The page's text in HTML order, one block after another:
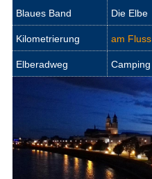
Blaues Band Die Elbe
Kilometrierung am Fluss
Elberadweg Camping